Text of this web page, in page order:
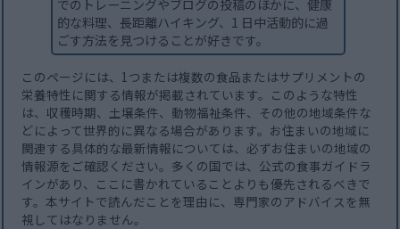
でのトレーニングやブログの投稿のほかに、健康
的な料理、長距離ハイキング、1 日中活動的に過
ごす方法を見つけることが好きです。
このページには、1つまたは複数の食品またはサプリメントの
栄養特性に関する情報が掲載されています。このような特性
は、収穫時期、土壌条件、動物福祉条件、その他の地域条件な
どによって世界的に異なる場合があります。お住まいの地域に
関連する具体的な最新情報については、必ずお住まいの地域の
情報源をご確認ください。多くの国では、公式の食事ガイドラ
インがあり、ここに書かれていることよりも優先されるべきで
す。本サイトで読んだことを理由に、専門家のアドバイスを無
視してはなりません。